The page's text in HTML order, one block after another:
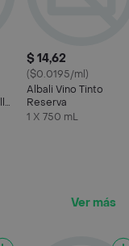
$ 14,62
($0.0195/ml)
Albali Vino Tinto
Reserva
1 X 750 mL
Ver más